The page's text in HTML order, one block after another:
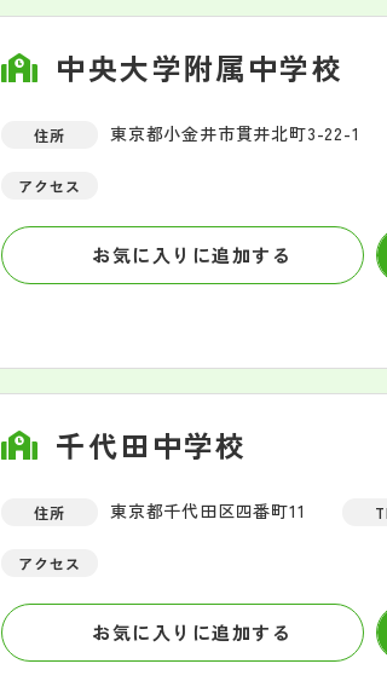
中央大学附属中学校
住所 東京都小金井市貫井北町3-22-1
アクセス
お気に入りに追加する
千代田中学校
住所 東京都千代田区四番町11
アクセス
お気に入りに追加する